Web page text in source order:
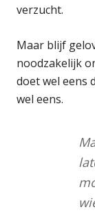
verzucht.
Maar blijf
noodzakelijk
doet wel eens
wel eens.